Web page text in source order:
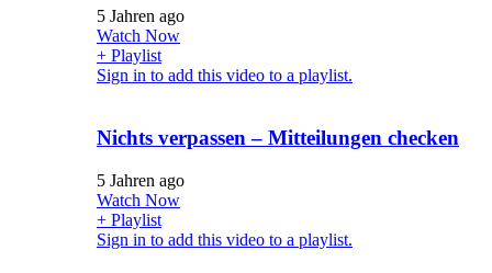
5 Jahren ago
Watch Now
+ Playlist
Sign in to add this video to a playlist.
Nichts verpassen – Mitteilungen checken
5 Jahren ago
Watch Now
+ Playlist
Sign in to add this video to a playlist.